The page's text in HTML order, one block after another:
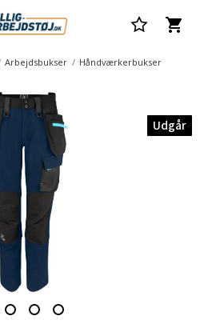
Arbejdsbukser Håndværkerbukser
Udgår